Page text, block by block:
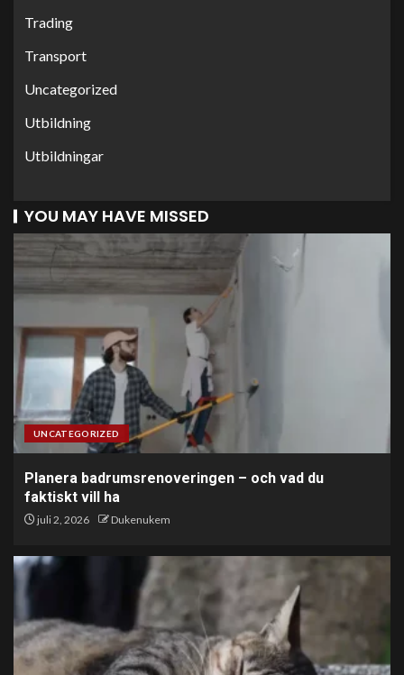
Trading
Transport
Uncategorized
Utbildning
Utbildningar
YOU MAY HAVE MISSED
UNCATEGORIZED
Planera badrumsrenoveringen – och vad du
faktiskt vill ha
juli 2, 2026 Dukenukem